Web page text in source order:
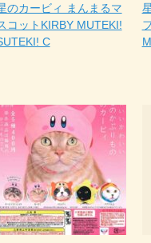
のカービィ まんまるマ
コットKIRBY MUTEKI!
C